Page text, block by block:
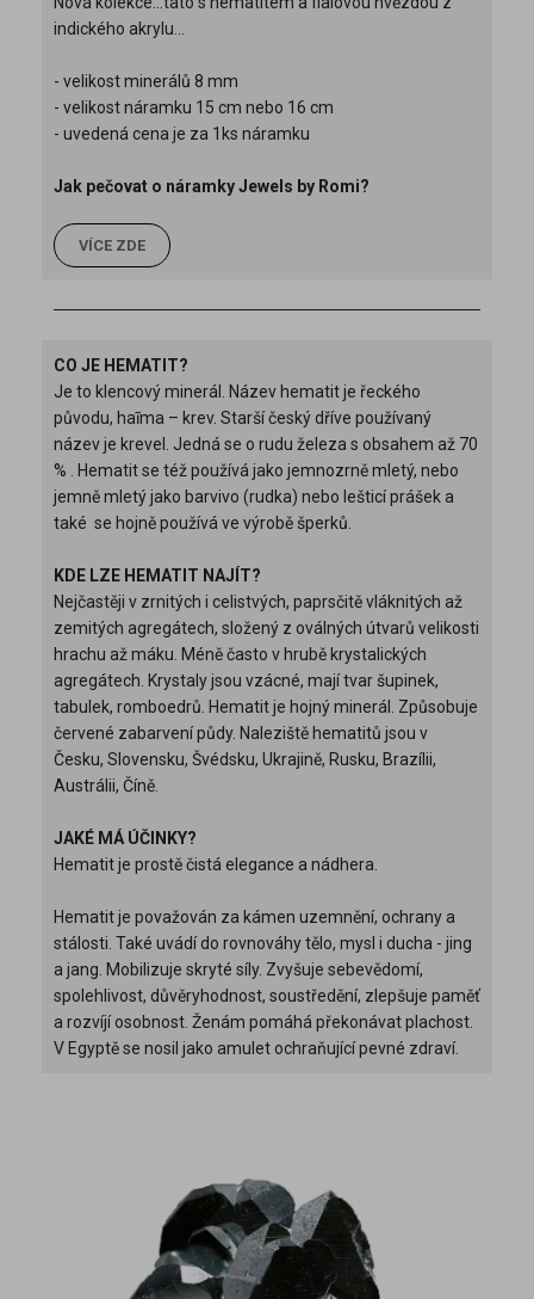
indického akrylu...
- velikost minerálů 8 mm
- velikost náramku 15 cm nebo 16 cm
- uvedená cena je za 1ks náramku
Jak pečovat o náramky Jewels by Romi?
VÍCE ZDE
CO JE HEMATIT?
Je to klencový minerál. Název hematit je řeckého
původu, haĩma – krev. Starší český dříve používaný
název je krevel. Jedná se o rudu železa s obsahem až 70
% . Hematit se též používá jako jemnozrně mletý, nebo
jemně mletý jako barvivo (rudka) nebo lešticí prášek a
také se hojně používá ve výrobě šperků.
KDE LZE HEMATIT NAJÍT?
Nejčastěji v zrnitých i celistvých, paprsčitě vláknitých až
zemitých agregátech, složený z oválných útvarů velikosti
hrachu až máku. Méně často v hrubě krystalických
agregátech. Krystaly jsou vzácné, mají tvar šupinek,
tabulek, romboedrů. Hematit je hojný minerál. Způsobuje
červené zabarvení půdy. Naleziště hematitů jsou v
Česku, Slovensku, Švédsku, Ukrajině, Rusku, Brazílii,
Austrálii, Číně.
JAKÉ MÁ ÚČINKY?
Hematit je prostě čistá elegance a nádhera.
Hematit je považován za kámen uzemnění, ochrany a
stálosti. Také uvádí do rovnováhy tělo, mysl i ducha - jing
a jang. Mobilizuje skryté síly. Zvyšuje sebevědomí,
spolehlivost, důvěryhodnost, soustředění, zlepšuje paměť
a rozvíjí osobnost. Ženám pomáhá překonávat plachost.
V Egyptě se nosil jako amulet ochraňující pevné zdraví.